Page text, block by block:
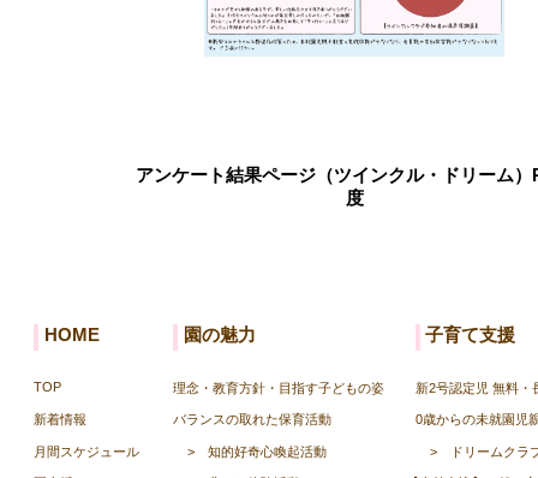
アンケート結果ページ（ツインクル・ドリーム）
度
理念・教育方針・目指す子どもの姿
バランスの取れた保育活動
新2号認定児 無料・
0歳からの未就園児
> 知的好奇心喚起活動 > ドリームクラ
HOME 園の魅力 子育て支援
TOP
新着情報
月間スケジュール